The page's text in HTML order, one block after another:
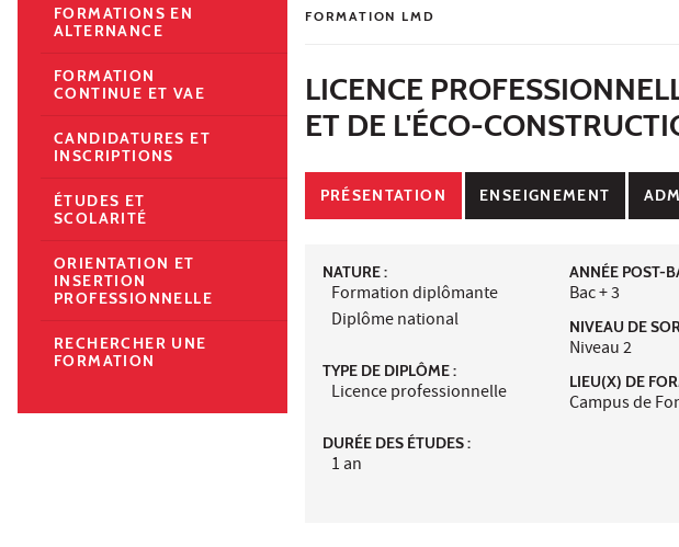
FORMATION LMD
LICENCE
ET DE L'ÉCO-
PRÉSENTATION ENSEIGNEMENT
NATURE :
Formation diplômante
Diplôme national
TYPE DE DIPLÔME :
Licence professionnelle
DURÉE DES ÉTUDES :
1 an
ANNÉE POST-
Bac + 3
NIVEAU DE
Niveau 2
LIEU(X) DE
Campus de
FORMATIONS EN
ALTERNANCE
FORMATION
CONTINUE ET VAE
CANDIDATURES ET
INSCRIPTIONS
ÉTUDES ET
SCOLARITÉ
ORIENTATION ET
INSERTION
PROFESSIONNELLE
RECHERCHER UNE
FORMATION